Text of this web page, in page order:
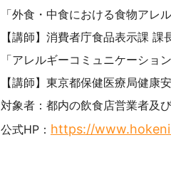
「外食・中食における食物アレ
【講師】消費者庁食品表示課
「アレルギーコミュニケーショ
【講師】東京都保健医療局健
対象者：都内の飲食店営業者及
公式HP： https://